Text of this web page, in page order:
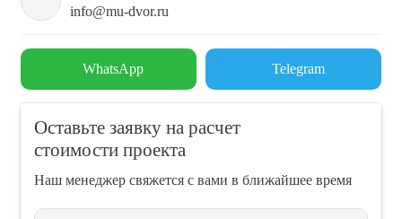
info@mu-dvor.ru
WhatsApp Telegram
Оставьте заявку на расчет
стоимости проекта
Наш менеджер свяжется с вами в ближайшее время